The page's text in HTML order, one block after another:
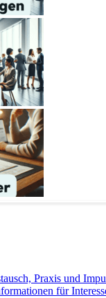
Praxis und
für